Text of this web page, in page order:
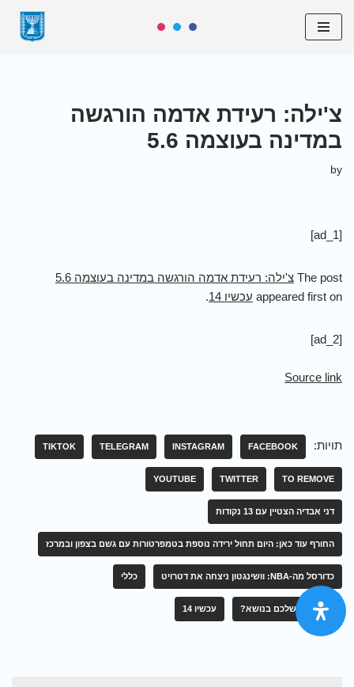
Skip
צ'ילה: רעידת אדמה הורגשה
במדינה בעוצמה 5.6
by
[ad_1]
The post צ'ילה: רעידת אדמה הורגשה במדינה בעוצמה 5.6
appeared first on עכשיו 14 .
[ad_2]
Source link
תויות: FACEBOOK
INSTAGRAM
TELEGRAM
TIKTOK
TO REMOVE
TWITTER
YOUTUBE
דני אבדיה הצטיין עם 13 נקודות
החורף עוד כאן: היום תחול ירידה נוספת בטמפרטורות עם גשם בצפון ובמרכז
כדורסל מה-NBA: וושינגטון ניצחה את דטרויט כללי
מה הדעה שלכם בנושא? עכשיו 14